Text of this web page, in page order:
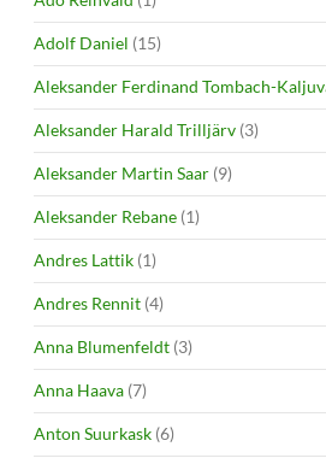
Adolf Daniel (15)
Aleksander Ferdinand Tombach-
Aleksander Harald Trilljärv (3)
Aleksander Martin Saar (9)
Aleksander Rebane (1)
Andres Lattik (1)
Andres Rennit (4)
Anna Blumenfeldt (3)
Anna Haava (7)
Anton Suurkask (6)